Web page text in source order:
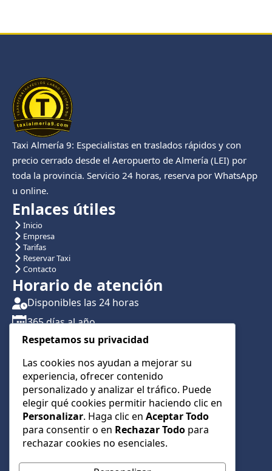
Taxi Almería 9: Especialistas en traslados rápidos y con
precio cerrado desde el Aeropuerto de Almería (LEI) por
toda la provincia. Servicio 24 horas, reserva por WhatsApp
u online.
Enlaces útiles
Inicio
Empresa
Tarifas
Reservar Taxi
Contacto
Horario de atención
Disponibles las 24 horas
365 días al año
Traslados con reserva previa
Atención por teléfono y WhatsApp 24/7
CONTÁCTANOS
+34 622 01 23 74
+34 622 01 23 74
info@taxialmeria9.com
Respetamos su privacidad
Las cookies nos ayudan a mejorar su
experiencia, ofrecer contenido
personalizado y analizar el tráfico. Puede
elegir qué cookies permitir haciendo clic en
Personalizar. Haga clic en Aceptar Todo
para consentir o en Rechazar Todo para
rechazar cookies no esenciales.